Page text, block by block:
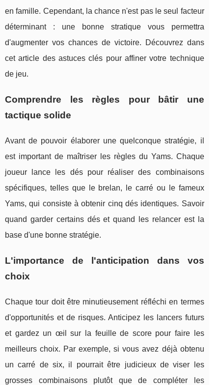
en famille. Cependant, la chance n'est pas le seul facteur
déterminant : une bonne stratique vous permettra
d'augmenter vos chances de victoire. Découvrez dans
cet article des astuces clés pour affiner votre technique
de jeu.
Comprendre les règles pour bâtir une
tactique solide
Avant de pouvoir élaborer une quelconque stratégie, il
est important de maîtriser les règles du Yams. Chaque
joueur lance les dés pour réaliser des combinaisons
spécifiques, telles que le brelan, le carré ou le fameux
Yams, qui consiste à obtenir cinq dés identiques. Savoir
quand garder certains dés et quand les relancer est la
base d'une bonne stratégie.
L'importance de l'anticipation dans vos
choix
Chaque tour doit être minutieusement réfléchi en termes
d'opportunités et de risques. Anticipez les lancers futurs
et gardez un œil sur la feuille de score pour faire les
meilleurs choix. Par exemple, si vous avez déjà obtenu
un carré de six, il pourrait être judicieux de viser les
grosses combinaisons plutôt que de compléter les